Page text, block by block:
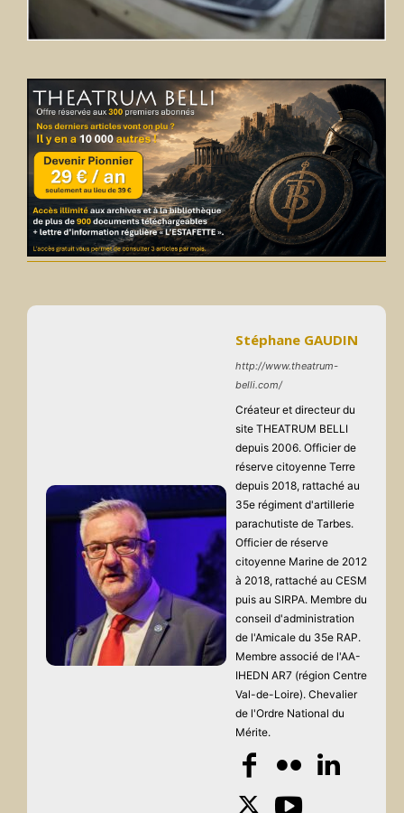
Stéphane GAUDIN
http://www.theatrum-
belli.com/
Créateur et directeur du
site THEATRUM BELLI
depuis 2006. Officier de
réserve citoyenne Terre
depuis 2018, rattaché au
35e régiment d'artillerie
parachutiste de Tarbes.
Officier de réserve
citoyenne Marine de 2012
à 2018, rattaché au CESM
puis au SIRPA. Membre du
conseil d'administration
de l'Amicale du 35e RAP.
Membre associé de l'AA-
IHEDN AR7 (région Centre
Val-de-Loire). Chevalier
de l'Ordre National du
Mérite.